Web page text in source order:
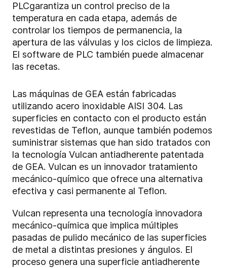
PLCgarantiza un control preciso de la
temperatura en cada etapa, además de
controlar los tiempos de permanencia, la
apertura de las válvulas y los ciclos de limpieza.
El software de PLC también puede almacenar
las recetas.
Las máquinas de GEA están fabricadas
utilizando acero inoxidable AISI 304. Las
superficies en contacto con el producto están
revestidas de Teflon, aunque también podemos
suministrar sistemas que han sido tratados con
la tecnología Vulcan antiadherente patentada
de GEA. Vulcan es un innovador tratamiento
mecánico-químico que ofrece una alternativa
efectiva y casi permanente al Teflon.
Vulcan representa una tecnología innovadora
mecánico-química que implica múltiples
pasadas de pulido mecánico de las superficies
de metal a distintas presiones y ángulos. El
proceso genera una superficie antiadherente